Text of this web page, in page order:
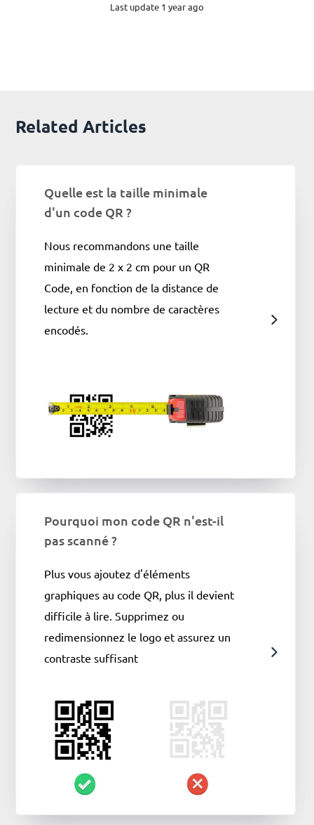
Last update 1 year ago
Related Articles
Quelle est la taille minimale
d'un code QR ?
Nous recommandons une taille
minimale de 2 x 2 cm pour un QR
Code, en fonction de la distance de
lecture et du nombre de caractères
encodés.
Pourquoi mon code QR n'est-il
pas scanné ?
Plus vous ajoutez d'éléments
graphiques au code QR, plus il devient
difficile à lire. Supprimez ou
redimensionnez le logo et assurez un
contraste suffisant